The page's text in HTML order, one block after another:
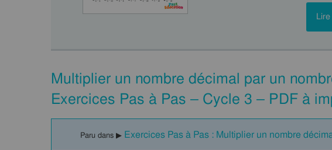
Multiplier un nombre décimal par un
Exercices Pas à Pas – Cycle 3 – PDF à
Paru dans ▶ Exercices Pas à Pas : Multiplier un nombre